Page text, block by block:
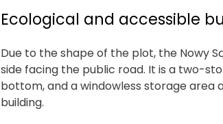
Ecological and accessible
Due to the shape of the plot, the Nowy
side facing the public road. It is a two-
bottom, and a windowless storage
building.